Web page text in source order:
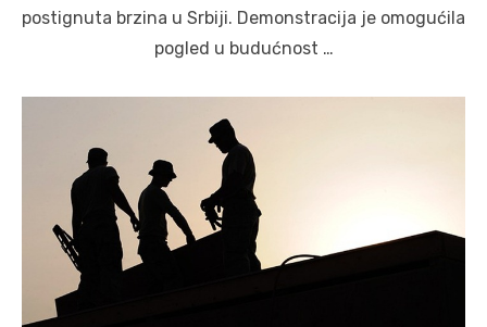
postignuta brzina u Srbiji. Demonstracija je omogućila
pogled u budućnost …